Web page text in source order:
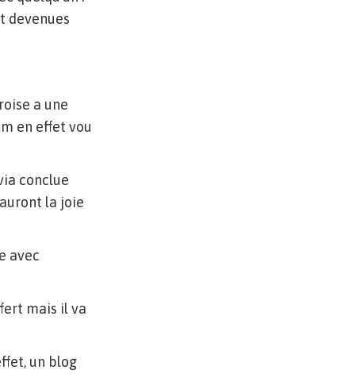
devenues
a une
en effet vou
conclue
la joie
avec
mais il va
un blog